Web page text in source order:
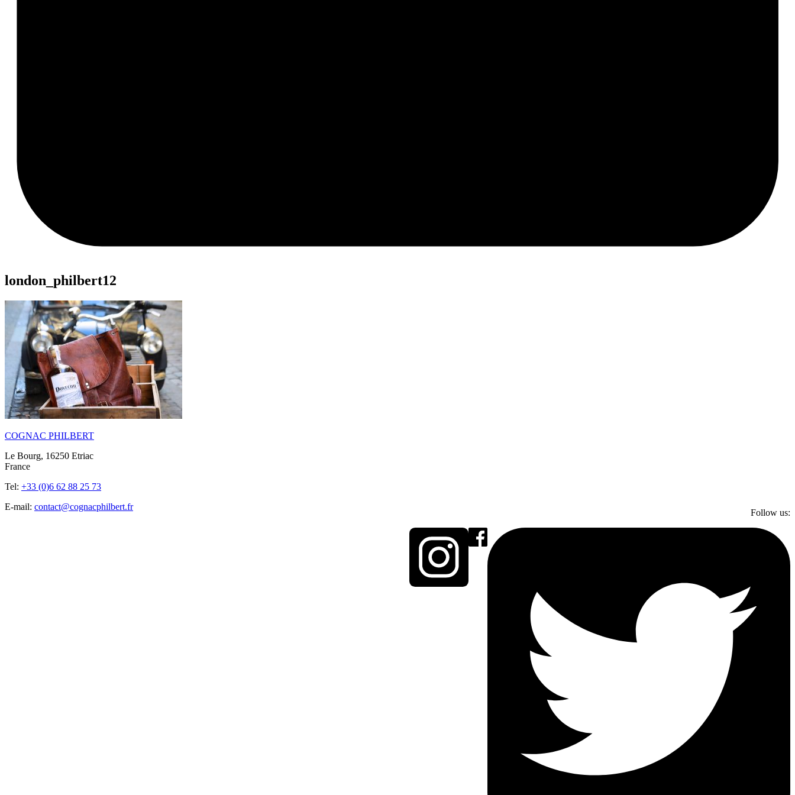
london_philbert12
COGNAC PHILBERT
Le Bourg, 16250 Etriac
France
Tel: +33 (0)6 62 88 25 73
E-mail: contact@cognacphilbert.fr
Follow us: